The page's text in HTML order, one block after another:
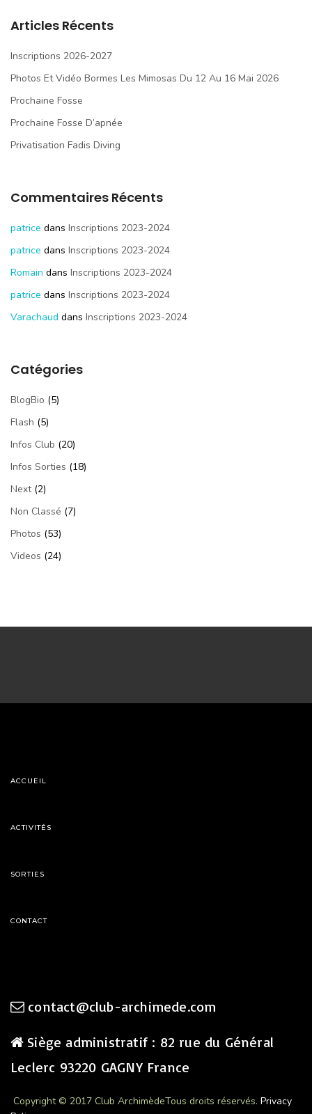
Articles Récents
Inscriptions 2026-2027
Photos Et Vidéo Bormes Les Mimosas Du 12 Au 16 Mai 2026
Prochaine Fosse
Prochaine Fosse D’apnée
Privatisation Fadis Diving
Commentaires Récents
patrice dans Inscriptions 2023-2024
patrice dans Inscriptions 2023-2024
Romain dans Inscriptions 2023-2024
patrice dans Inscriptions 2023-2024
Varachaud dans Inscriptions 2023-2024
Catégories
BlogBio (5)
Flash (5)
Infos Club (20)
Infos Sorties (18)
Next(2)
Non Classé (7)
Photos (53)
Videos (24)
ACCUEIL
ACTIVITÉS
SORTIES
CONTACT
contact@club-archimede.com
Siège administratif : 82 rue du Général
Leclerc 93220 GAGNY France
Copyright © 2017 Club ArchimèdeTous droits réservés. Privacy